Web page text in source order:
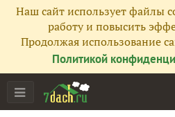
Наш сайт использует файлы
работу и повысить
Продолжая использование
Политикой
Главная